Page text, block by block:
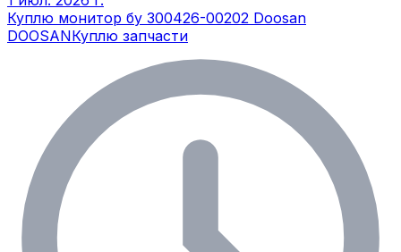
Куплю монитор бу 300426-00202 Doosan
DOOSANКуплю запчасти